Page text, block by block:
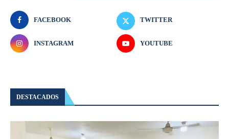
FACEBOOK TWITTER
INSTAGRAM YOUTUBE
DESTACADOS